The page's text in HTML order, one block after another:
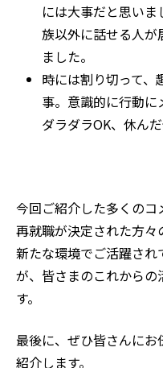
には大事だと思い
族以外に話せる人が
ました。
時には割り切って、
事。意識的に行動に
ダラダラOK、休ん
今回ご紹介した多くのコ
再就職が決定された方々
新たな環境でご活躍され
が、皆さまのこれから
す。
最後に、ぜひ皆さんに
紹介します。